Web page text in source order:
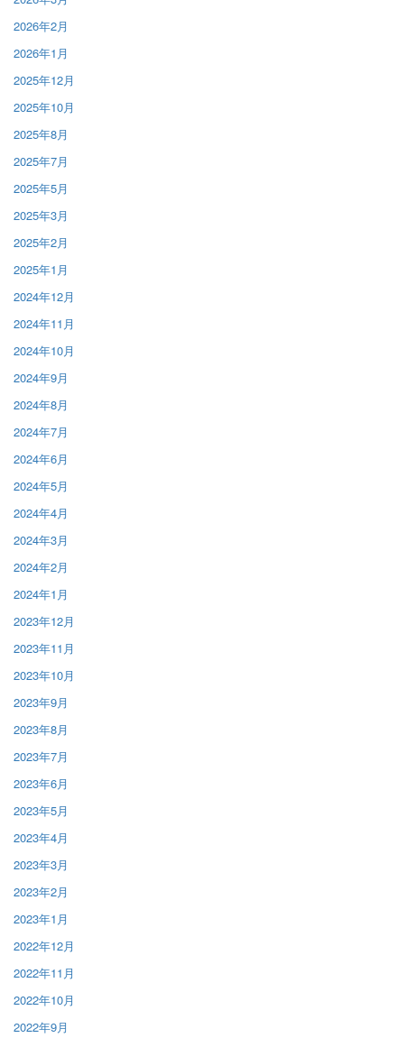
2026年2月
2026年1月
2025年12月
2025年10月
2025年8月
2025年7月
2025年5月
2025年3月
2025年2月
2025年1月
2024年12月
2024年11月
2024年10月
2024年9月
2024年8月
2024年7月
2024年6月
2024年5月
2024年4月
2024年3月
2024年2月
2024年1月
2023年12月
2023年11月
2023年10月
2023年9月
2023年8月
2023年7月
2023年6月
2023年5月
2023年4月
2023年3月
2023年2月
2023年1月
2022年12月
2022年11月
2022年10月
2022年9月